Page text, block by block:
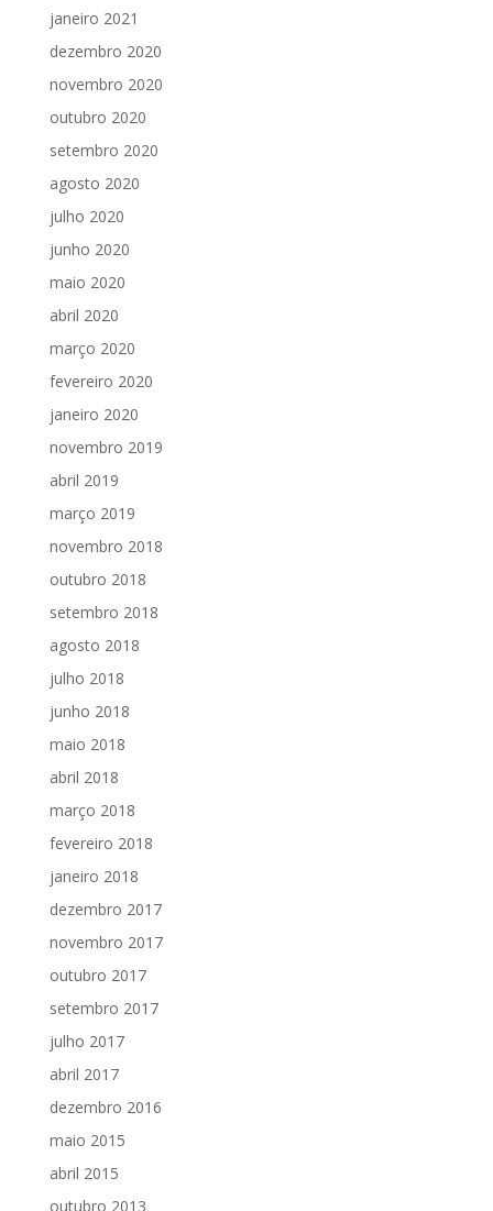
janeiro 2021
dezembro 2020
novembro 2020
outubro 2020
setembro 2020
agosto 2020
julho 2020
junho 2020
maio 2020
abril 2020
março 2020
fevereiro 2020
janeiro 2020
novembro 2019
abril 2019
março 2019
novembro 2018
outubro 2018
setembro 2018
agosto 2018
julho 2018
junho 2018
maio 2018
abril 2018
março 2018
fevereiro 2018
janeiro 2018
dezembro 2017
novembro 2017
outubro 2017
setembro 2017
julho 2017
abril 2017
dezembro 2016
maio 2015
abril 2015
outubro 2013